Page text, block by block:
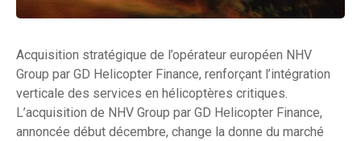
Acquisition stratégique de l’opérateur européen NHV
Group par GD Helicopter Finance, renforçant l’intégration
verticale des services en hélicoptères critiques.
L’acquisition de NHV Group par GD Helicopter Finance,
annoncée début décembre, change la donne du marché